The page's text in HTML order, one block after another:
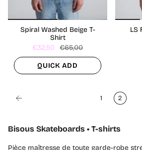
Spiral Washed Beige T-
Shirt
€32,50
€65,00
QUICK ADD
LS
1 2
Bisous Skateboards • T-shirts
Pièce maîtresse de toute garde-robe